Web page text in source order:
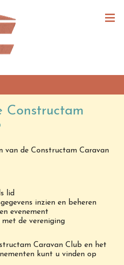
Constructam
van de Constructam Caravan
lid
inzien en beheren
evenement
de vereniging
Caravan Club en het
kunt u vinden op